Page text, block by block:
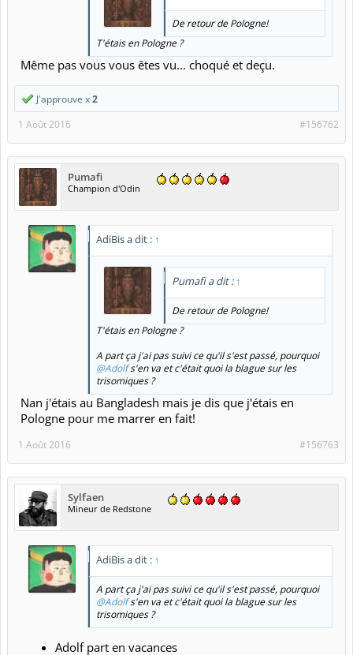
De retour de Pologne!
T'étais en Pologne ?
Même pas vous vous êtes vu... choqué et deçu.
J'approuve x2
#156762
1 Août 2016
Pumafi
Champion d'Odin
AdiBis a dit : ↑
Pumafi a dit : ↑
De retour de Pologne!
T'étais en Pologne ?
A part ça j'ai pas suivi ce qu'il s'est passé, pourquoi
@Adolfs'en va et c'était quoi la blague sur les
trisomiques ?
Nan j'étais au Bangladesh mais je dis que j'étais en
Pologne pour me marrer en fait!
#156763
1 Août 2016
Sylfaen
Mineur de Redstone
AdiBis a dit : ↑
A part ça j'ai pas suivi ce qu'il s'est passé, pourquoi
@Adolfs'en va et c'était quoi la blague sur les
trisomiques ?
Adolf part en vacances